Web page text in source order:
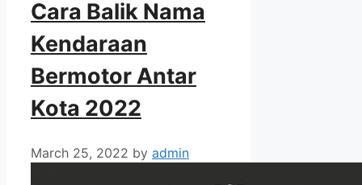
Cara Balik Nama
Kendaraan
Bermotor Antar
Kota 2022
March 25, 2022 by admin